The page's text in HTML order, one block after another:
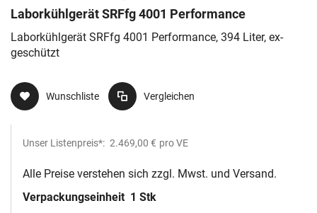
Laborkühlgerät SRFfg 4001 Performance
Laborkühlgerät SRFfg 4001 Performance, 394 Liter, ex-
geschützt
Wunschliste Vergleichen
Unser Listenpreis*: 2.469,00 € pro VE
Alle Preise verstehen sich zzgl. Mwst. und Versand.
Verpackungseinheit 1 Stk